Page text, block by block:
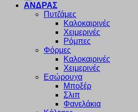
ΑΝΔΡΑΣ
Πυτζάμες
Καλοκαιρινές
Χειμερινές
Ρόμπες
Φόρμες
Καλοκαιρινές
Χειμερινές
Εσώρουχα
Μποξέρ
Σλιπ
Φανελάκια